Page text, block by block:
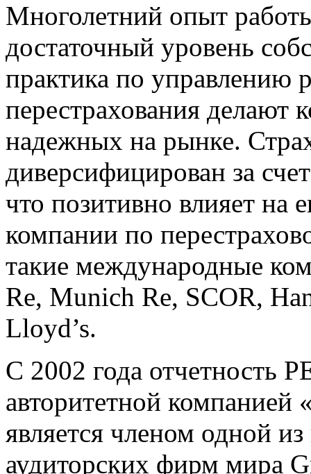
Многолетний опыт
достаточный уровень
практика по управлению
перестрахования
надежных на рынке.
диверсифицирован за
что позитивно влияет на
компании по
такие международные
Re, Munich Re, SCOR,
Lloyd’s.
С 2002 года отчетность
авторитетной компанией
является членом одной
аудиторских фирм мира